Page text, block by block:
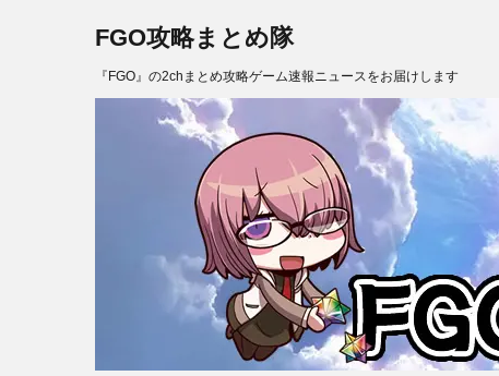
FGO攻略まとめ隊
『FGO』の2chまとめ攻略ゲーム速報ニュースをお届けします